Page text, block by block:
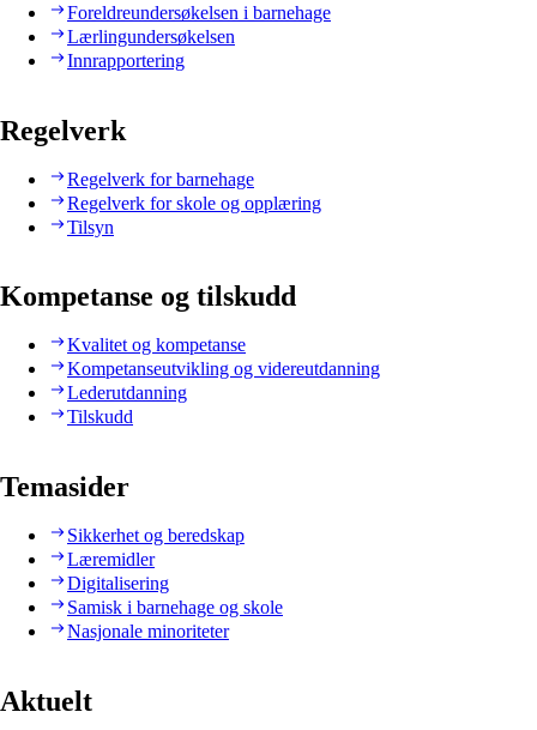
Foreldreundersøkelsen i barnehage
Lærlingundersøkelsen
Innrapportering
Regelverk
Regelverk for barnehage
Regelverk for skole og opplæring
Tilsyn
Kompetanse og tilskudd
Kvalitet og kompetanse
Kompetanseutvikling og videreutdanning
Lederutdanning
Tilskudd
Temasider
Sikkerhet og beredskap
Læremidler
Digitalisering
Samisk i barnehage og skole
Nasjonale minoriteter
Aktuelt